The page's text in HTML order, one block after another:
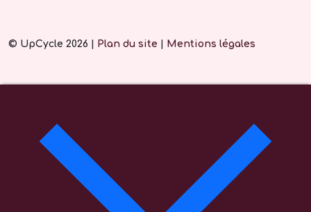
© UpCycle 2026 | Plan du site Mentions légales